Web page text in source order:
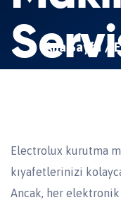
Ana Sayfa
Electrolux kurutma
kıyafetlerinizi
Ancak, her